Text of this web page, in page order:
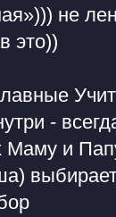
не
это))
-
Маму и